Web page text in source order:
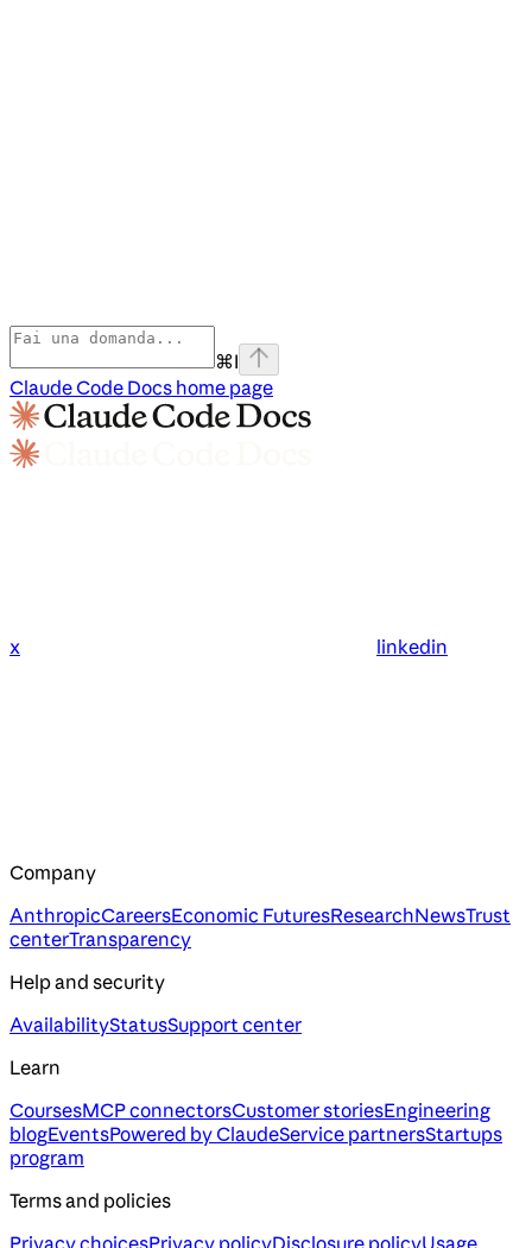
⌘I
Claude Code Docs home page
x linkedin
Company
AnthropicCareersEconomic FuturesResearchNewsTrust
centerTransparency
Help and security
AvailabilityStatusSupport center
Learn
CoursesMCP connectorsCustomer storiesEngineering
blogEventsPowered by ClaudeService partnersStartups
program
Terms and policies